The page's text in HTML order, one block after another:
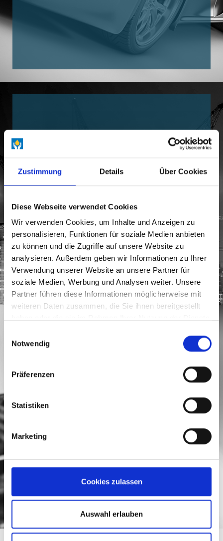
Zustimmung Details Über Cookies
Diese Webseite verwendet Cookies
Wir verwenden Cookies, um Inhalte und Anzeigen zu
personalisieren, Funktionen für soziale Medien anbieten
zu können und die Zugriffe auf unsere Website zu
analysieren. Außerdem geben wir Informationen zu Ihrer
Verwendung unserer Website an unsere Partner für
soziale Medien, Werbung und Analysen weiter. Unsere
Partner führen diese Informationen möglicherweise mit
weiteren Daten zusammen, die Sie ihnen bereitgestellt
Notwendig
Präferenzen
Statistiken
Marketing
Cookies zulassen
Auswahl erlauben
BAUINDUSTRIE